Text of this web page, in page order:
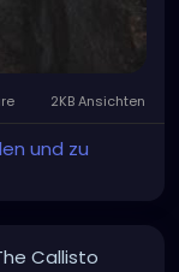
2KB Ansichten
und zu
Callisto